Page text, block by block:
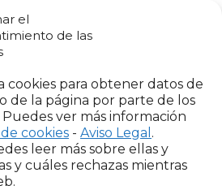
el
de las
cookies para obtener datos de
de la página por parte de los
Puedes ver más información
cookies - Aviso Legal .
leer más sobre ellas y
y cuáles rechazas mientras
Universidad de
Mancha.
la Familia: decisiones